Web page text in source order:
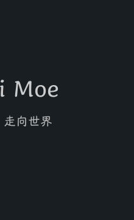
Moe
向世界